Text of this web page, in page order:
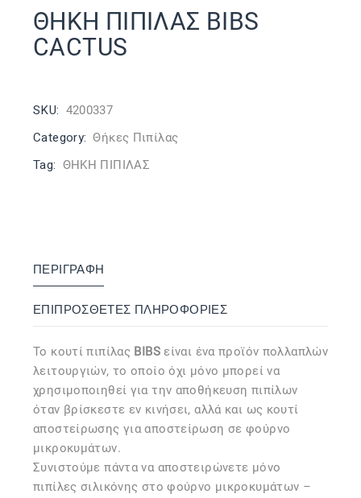
ΘΗΚΗ ΠΙΠΙΛΑΣ BIBS
CACTUS
SKU: 4200337
Category: Θήκες Πιπίλας
Tag: ΘΗΚΗ ΠΙΠΙΛΑΣ
ΠΕΡΙΓΡΑΦΉ
ΕΠΙΠΡΌΣΘΕΤΕΣ ΠΛΗΡΟΦΟΡΊΕΣ
Το κουτί πιπίλας BIBSείναι ένα προϊόν πολλαπλών
λειτουργιών, το οποίο όχι μόνο μπορεί να
χρησιμοποιηθεί για την αποθήκευση πιπίλων
όταν βρίσκεστε εν κινήσει, αλλά και ως κουτί
αποστείρωσης για αποστείρωση σε φούρνο
μικροκυμάτων.
Συνιστούμε πάντα να αποστειρώνετε μόνο
πιπίλες σιλικόνης στο φούρνο μικροκυμάτων –